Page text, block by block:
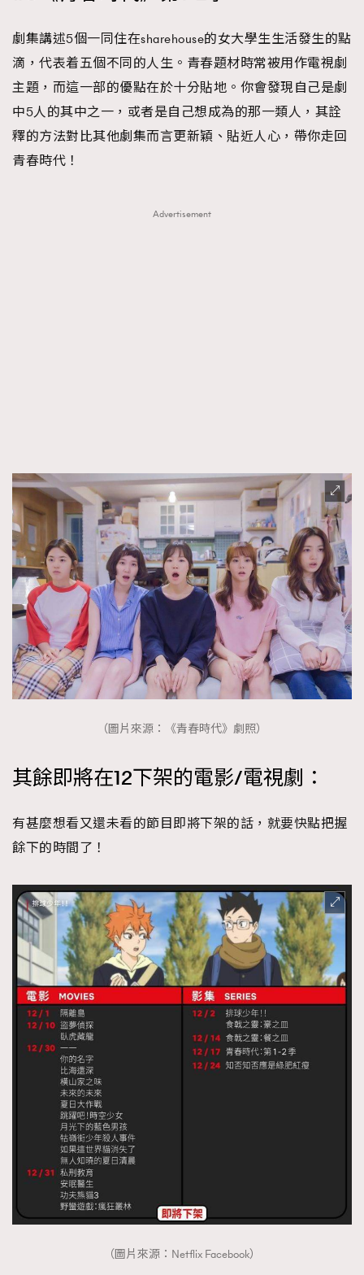
劇集講述5個一同住在sharehouse的女大學生生活發生的點
滴，代表着五個不同的人生。青春題材時常被用作電視劇
主題，而這一部的優點在於十分貼地。你會發現自己是劇
中5人的其中之一，或者是自己想成為的那一類人，其詮
釋的方法對比其他劇集而言更新穎、貼近人心，帶你走回
青春時代！
Advertisement
（圖片來源：《青春時代》劇照）
其餘即將在12下架的電影/電視劇：
有甚麼想看又還未看的節目即將下架的話，就要快點把握
餘下的時間了！
（圖片來源：Netflix Facebook）